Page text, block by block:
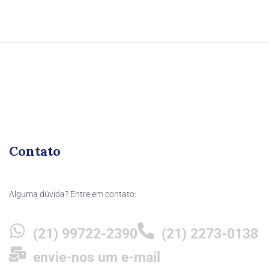
Contato
Alguma dúvida? Entre em contato:
(21) 99722-2390
(21) 2273-0138
envie-nos um e-mail